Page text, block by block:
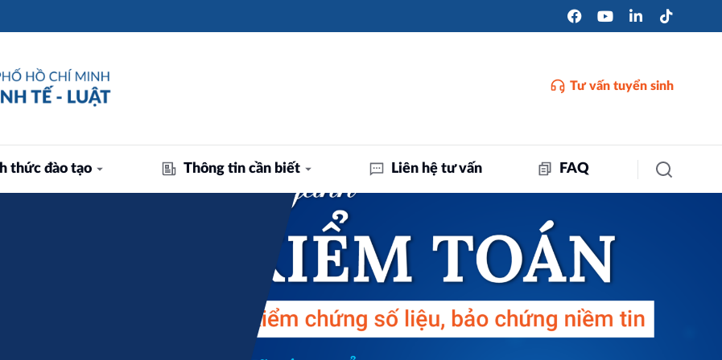
Tư vấn tuyển sinh
thức đào tạo Thông tin cần biết Liên hệ tư vấn FAQ